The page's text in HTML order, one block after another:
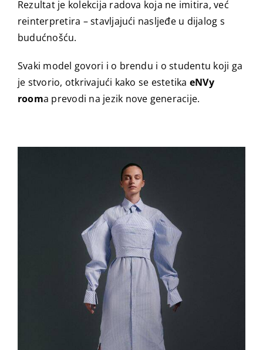
Rezultat je kolekcija radova koja ne imitira, već
reinterpretira – stavljajući nasljeđe u dijalog s
budućnošću.
Svaki model govori i o brendu i o studentu koji ga
je stvorio, otkrivajući kako se estetika eNVy
rooma prevodi na jezik nove generacije.